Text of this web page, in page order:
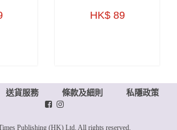
HK$ 89
送貨服務 條款及細則 私隱政策
Publishing (HK) Ltd. All rights reserved.